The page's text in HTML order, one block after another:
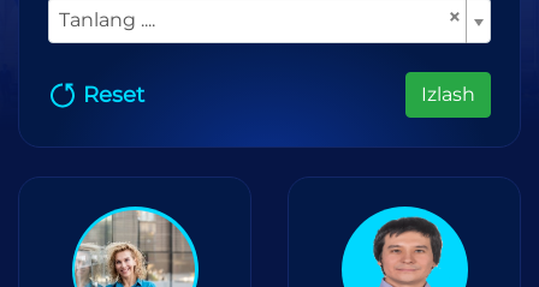
×
Tanlang ....
Reset Izlash